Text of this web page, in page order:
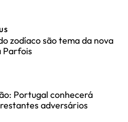
zodíaco são tema da nova
Parfois
Portugal conhecerá
adversários